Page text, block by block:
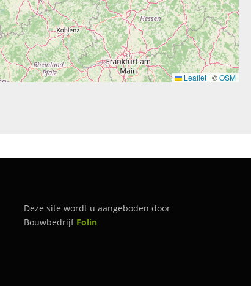
Leaflet | ©OSM
Deze site wordt u aangeboden door
Bouwbedrijf Folin